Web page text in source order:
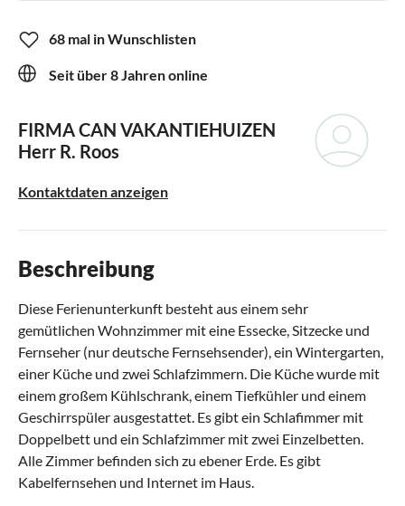
68 mal in Wunschlisten
Seit über 8 Jahren online
FIRMA CAN VAKANTIEHUIZEN
Herr R. Roos
Kontaktdaten anzeigen
Beschreibung
Diese Ferienunterkunft besteht aus einem sehr
gemütlichen Wohnzimmer mit eine Essecke, Sitzecke und
Fernseher (nur deutsche Fernsehsender), ein Wintergarten,
einer Küche und zwei Schlafzimmern. Die Küche wurde mit
einem großem Kühlschrank, einem Tiefkühler und einem
Geschirrspüler ausgestattet. Es gibt ein Schlafimmer mit
Doppelbett und ein Schlafzimmer mit zwei Einzelbetten.
Alle Zimmer befinden sich zu ebener Erde. Es gibt
Kabelfernsehen und Internet im Haus.